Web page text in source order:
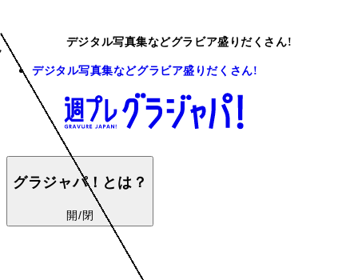
デジタル写真集などグラビア盛りだくさん!
デジタル写真集などグラビア盛りだくさん!
グラジャパ！とは？
開/閉